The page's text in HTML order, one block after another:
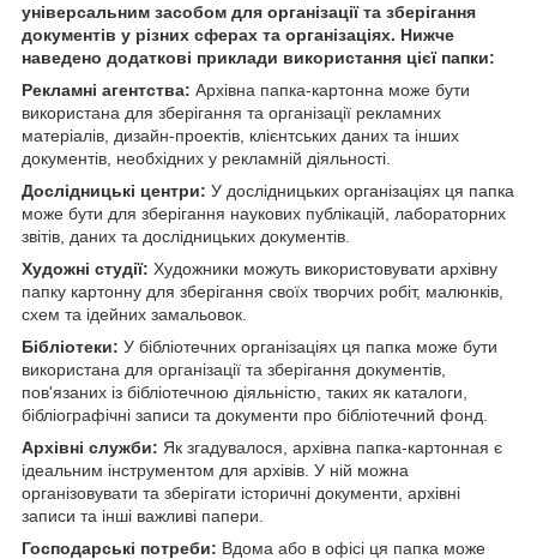
універсальним засобом для організації та зберігання
документів у різних сферах та організаціях. Нижче
наведено додаткові приклади використання цієї папки:
Рекламні агентства: Архівна папка-картонна може бути
використана для зберігання та організації рекламних
матеріалів, дизайн-проектів, клієнтських даних та інших
документів, необхідних у рекламній діяльності.
Дослідницькі центри: У дослідницьких організаціях ця папка
може бути для зберігання наукових публікацій, лабораторних
звітів, даних та дослідницьких документів.
Художні студії: Художники можуть використовувати архівну
папку картонну для зберігання своїх творчих робіт, малюнків,
схем та ідейних замальовок.
Бібліотеки: У бібліотечних організаціях ця папка може бути
використана для організації та зберігання документів,
пов'язаних із бібліотечною діяльністю, таких як каталоги,
бібліографічні записи та документи про бібліотечний фонд.
Архівні служби: Як згадувалося, архівна папка-картонная є
ідеальним інструментом для архівів. У ній можна
організовувати та зберігати історичні документи, архівні
записи та інші важливі папери.
Господарські потреби: Вдома або в офісі ця папка може